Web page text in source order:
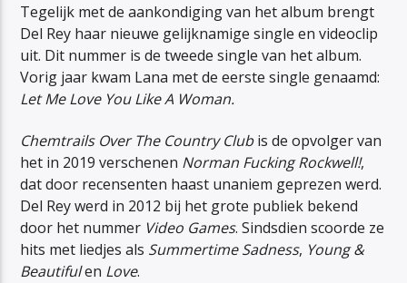
Tegelijk met de aankondiging van het album brengt
Del Rey haar nieuwe gelijknamige single en videoclip
uit. Dit nummer is de tweede single van het album.
Vorig jaar kwam Lana met de eerste single genaamd:
Let Me Love You Like A Woman.
Chemtrails Over The Country Clubis de opvolger van
het in 2019 verschenen Norman Fucking Rockwell!,
dat door recensenten haast unaniem geprezen werd.
Del Rey werd in 2012 bij het grote publiek bekend
door het nummer Video Games. Sindsdien scoorde ze
hits met liedjes als Summertime Sadness, Young &
Beautifulen Love.